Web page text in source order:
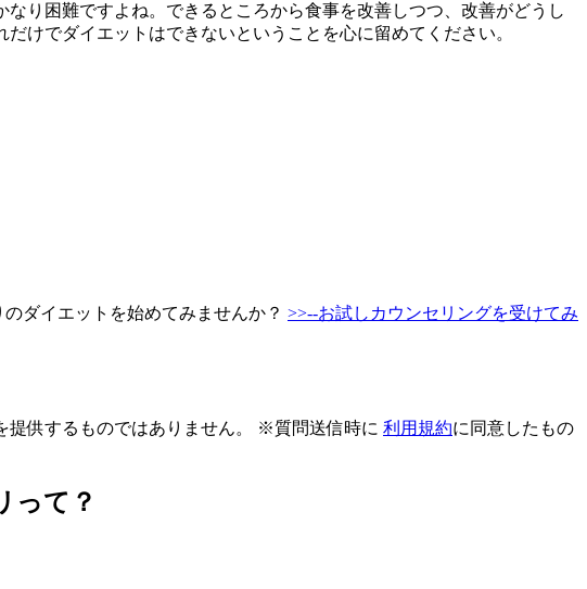
り困難ですよね。できるところから食事を改善しつつ、改善がどうし
けでダイエットはできないということを心に留めてください。
ダイエットを始めてみませんか？ >>--お試しカウンセリングを受けてみ
供するものではありません。 ※質問送信時に 利用規約に同意したもの
って？